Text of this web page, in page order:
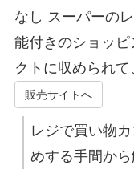
なし スーパーの
能付きのショッ
クトに収められて
販売サイトへ
レジで買い物
めする手間か